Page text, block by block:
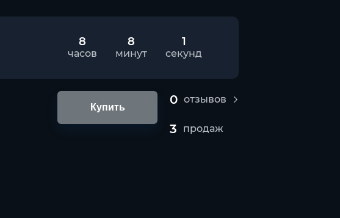
8
часов
8
минут
0
секунд
Купить
0 отзывов
3 продаж